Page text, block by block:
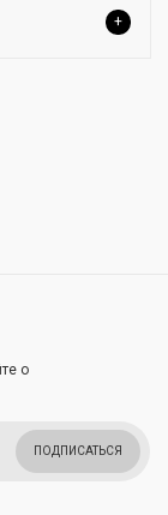
+
о
ПОДПИСАТЬСЯ